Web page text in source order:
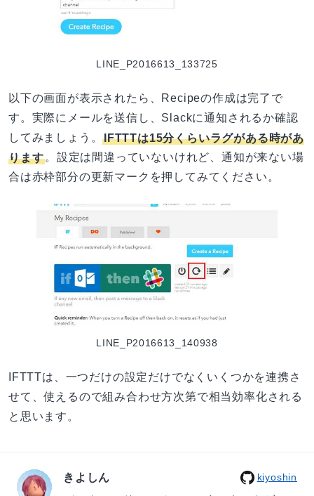
LINE_P2016613_133725
以下の画面が表示されたら、Recipeの作成は完了で
す。実際にメールを送信し、Slackに通知されるか確認
してみましょう。IFTTTは15分くらいラグがある時があ
ります 。設定は間違っていないけれど、通知が来ない場
合は赤枠部分の更新マークを押してみてください。
LINE_P2016613_140938
IFTTTは、一つだけの設定だけでなくいくつかを連携さ
せて、使えるので組み合わせ方次第で相当効率化される
と思います。
きよしん kiyoshin